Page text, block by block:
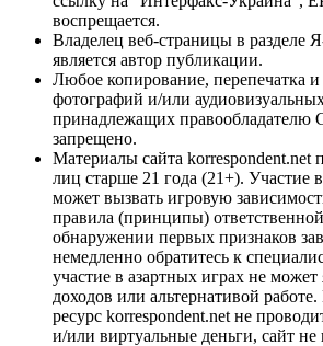
воспрещается.
Владелец веб-страницы в разделе
является автор публикации.
Любое копирование, перепечатка и
фотографий и/или
принадлежащих правообладателю
запрещено.
Материалы сайта korrespondent.net
лиц старше 21 года (21+). Участие
может вызвать игровую
правила (принципы)
обнаружении первых признаков
немедленно обратитесь к
участие в азартных играх не может
доходов или альтернативой
ресурс korrespondent.net не
и/или виртуальные деньги, сайт